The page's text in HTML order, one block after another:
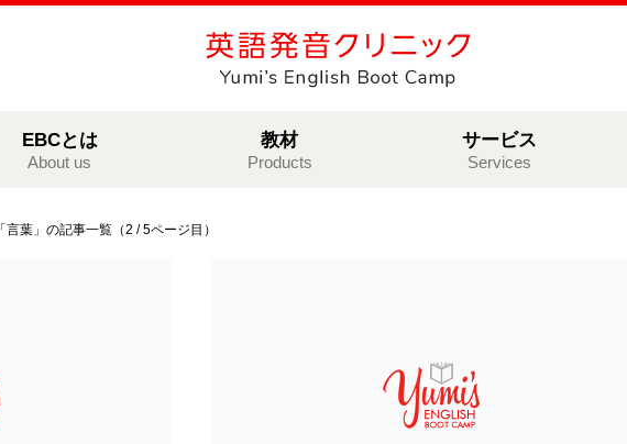
EBCとは
About us
教材
Products
サービス
Services
「言葉」の記事一覧（2 / 5ページ目）